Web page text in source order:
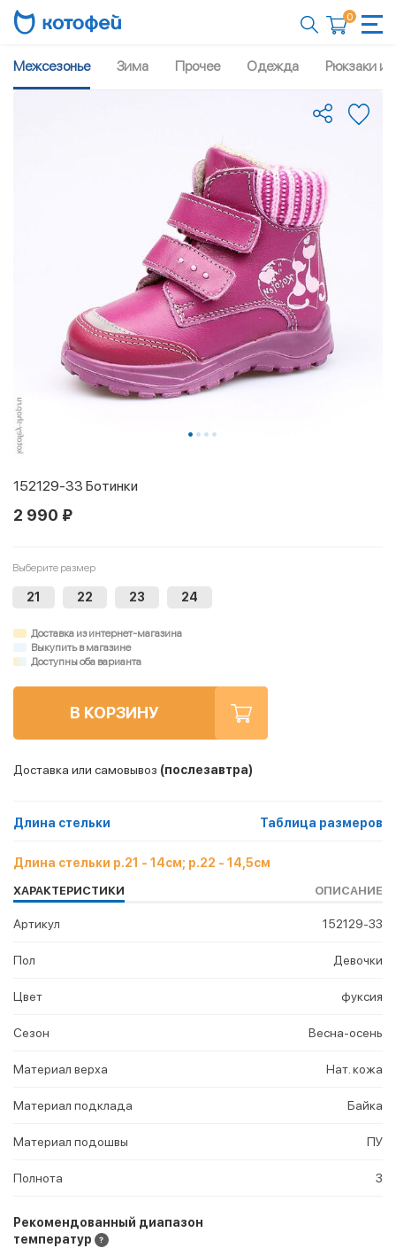
0
Межсезонье Зима Прочее Одежда Рюкзаки и
152129-33 Ботинки
2 990 ₽
Выберите размер
21 22 23 24
Доставка из интернет-магазина
Выкупить в магазине
Доступны оба варианта
В КОРЗИНУ
Доставка или самовывоз (послезавтра)
Длина стельки Таблица размеров
Длина стельки р.21 - 14см; р.22 - 14,5см
ХАРАКТЕРИСТИКИ ОПИСАНИЕ
Артикул 152129-33
Пол Девочки
Цвет фуксия
Сезон Весна-осень
Материал верха Нат. кожа
Материал подклада Байка
Материал подошвы ПУ
Полнота 3
Рекомендованный диапазон
температур